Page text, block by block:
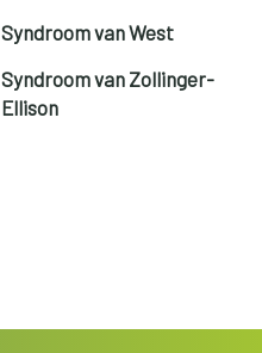
Syndroom van West
Syndroom van Zollinger-
Ellison